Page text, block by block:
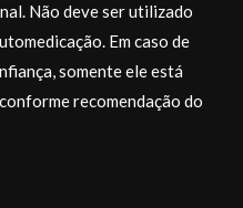
Não deve ser utilizado
Em caso de
somente ele está
recomendação do